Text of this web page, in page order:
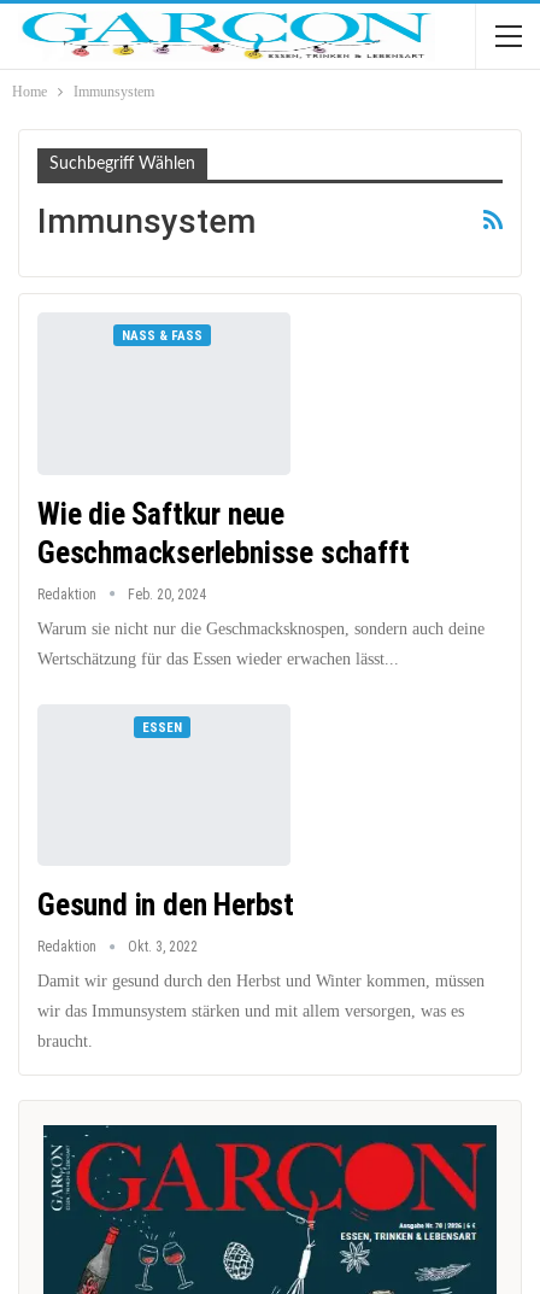
Home Immunsystem
Suchbegriff Wählen
Immunsystem
NASS & FASS
Wie die Saftkur neue
Geschmackserlebnisse schafft
Redaktion Feb. 20, 2024
Warum sie nicht nur die Geschmacksknospen, sondern auch deine
Wertschätzung für das Essen wieder erwachen lässt...
ESSEN
Gesund in den Herbst
Redaktion Okt. 3, 2022
Damit wir gesund durch den Herbst und Winter kommen, müssen
wir das Immunsystem stärken und mit allem versorgen, was es
braucht.